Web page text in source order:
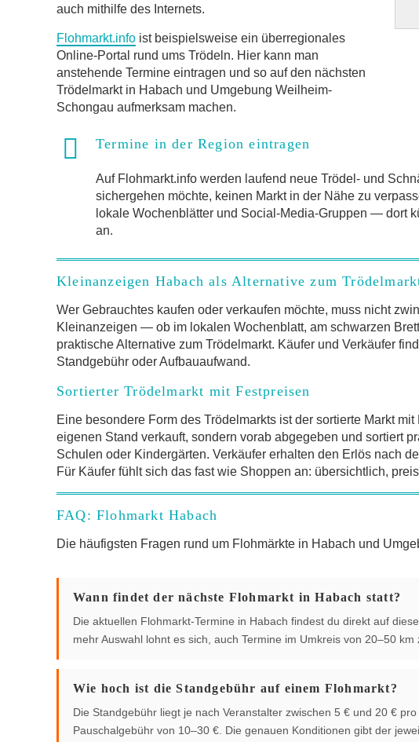
auch mithilfe des Internets.
Flohmarkt.info ist beispielsweise ein überregionales
Online-Portal rund ums Trödeln. Hier kann man
anstehende Termine eintragen und so auf den nächsten
Trödelmarkt in Habach und Umgebung Weilheim-
Schongau aufmerksam machen.
Termine in der Region eintragen
Auf Flohmarkt.info werden laufend neue Trödel- und
sichergehen möchte, keinen Markt in der Nähe zu
lokale Wochenblätter und Social-Media-Gruppen — dort
an.
Kleinanzeigen Habach als Alternative zum
Wer Gebrauchtes kaufen oder verkaufen möchte, muss nicht
Kleinanzeigen — ob im lokalen Wochenblatt, am schwarzen
praktische Alternative zum Trödelmarkt. Käufer und Verkäufer
Standgebühr oder Aufbauaufwand.
Sortierter Trödelmarkt mit Festpreisen
Eine besondere Form des Trödelmarkts ist der sortierte Markt
eigenen Stand verkauft, sondern vorab abgegeben und sortiert
Schulen oder Kindergärten. Verkäufer erhalten den Erlös nach
Für Käufer fühlt sich das fast wie Shoppen an: übersichtlich,
FAQ: Flohmarkt Habach
Die häufigsten Fragen rund um Flohmärkte in Habach und
Wann findet der nächste Flohmarkt in Habach statt?
Die aktuellen Flohmarkt-Termine in Habach findest du direkt auf
mehr Auswahl lohnt es sich, auch Termine im Umkreis von 20–50 km
Wie hoch ist die Standgebühr auf einem Flohmarkt?
Die Standgebühr liegt je nach Veranstalter zwischen 5 € und 20 €
Pauschalgebühr von 10–30 €. Die genauen Konditionen gibt der